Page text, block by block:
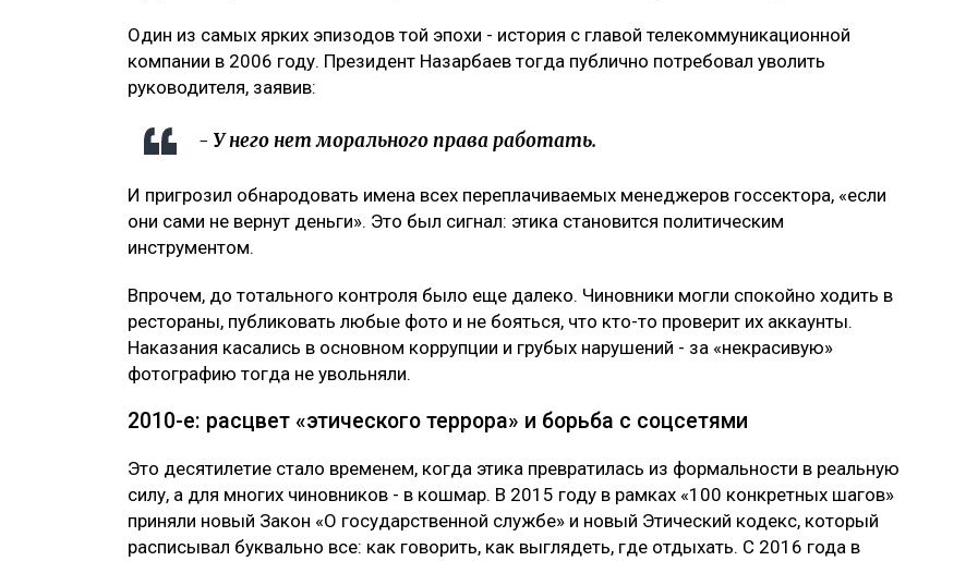
Один из самых ярких эпизодов той эпохи - история с главой телекоммуникационной
компании в 2006 году. Президент Назарбаев тогда публично потребовал уволить
руководителя, заявив:
- У него нет морального права работать.
И пригрозил обнародовать имена всех переплачиваемых менеджеров госсектора, «если
они сами не вернут деньги». Это был сигнал: этика становится политическим
инструментом.
Впрочем, до тотального контроля было еще далеко. Чиновники могли спокойно ходить в
рестораны, публиковать любые фото и не бояться, что кто-то проверит их аккаунты.
Наказания касались в основном коррупции и грубых нарушений - за «некрасивую»
фотографию тогда не увольняли.
2010-е: расцвет «этического террора» и борьба с соцсетями
Это десятилетие стало временем, когда этика превратилась из формальности в реальную
силу, а для многих чиновников - в кошмар. В 2015 году в рамках «100 конкретных шагов»
приняли новый Закон «О государственной службе» и новый Этический кодекс, который
расписывал буквально все: как говорить, как выглядеть, где отдыхать. С 2016 года в